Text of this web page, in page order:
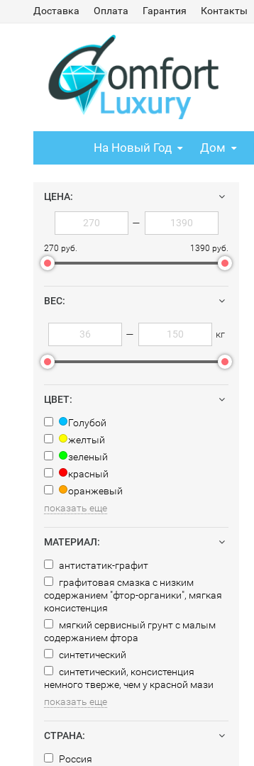
Доставка Оплата Гарантия Контакты
На Новый Год Дом
ЦЕНА:
—
270 руб. 1390 руб.
ВЕС:
— кг
ЦВЕТ:
Голубой
желтый
зеленый
красный
оранжевый
показать еще
МАТЕРИАЛ:
антистатик-графит
графитовая смазка с низким
содержанием "фтор-органики", мягкая
консистенция
мягкий сервисный грунт с малым
содержанием фтора
синтетический
синтетический, консистенция
немного тверже, чем у красной мази
показать еще
СТРАНА:
Россия